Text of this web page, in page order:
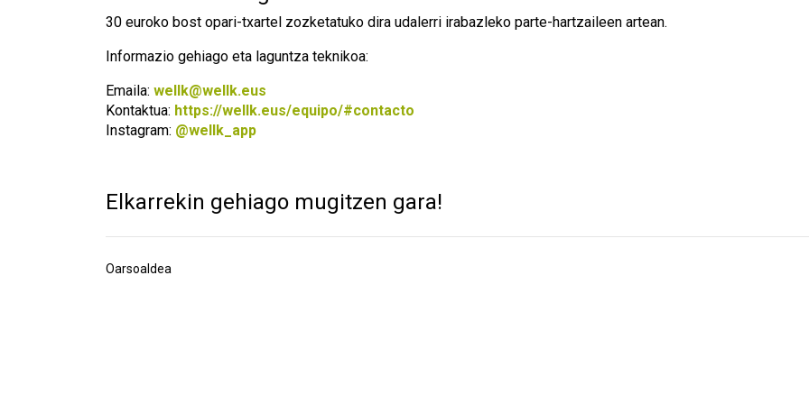
30 euroko bost opari-txartel zozketatuko dira udalerri irabazleko parte-hartzaileen artean.
Informazio gehiago eta laguntza teknikoa:
Emaila: wellk@wellk.eus
Kontaktua: https://wellk.eus/equipo/#contacto
Instagram: @wellk_app
Elkarrekin gehiago mugitzen gara!
Oarsoaldea